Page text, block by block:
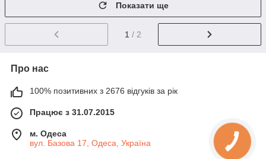
Показати ще
1 / 2
Про нас
100% позитивних з 2676 відгуків за рік
Працює з 31.07.2015
м. Одеса
вул. Базова 17, Одеса, Україна